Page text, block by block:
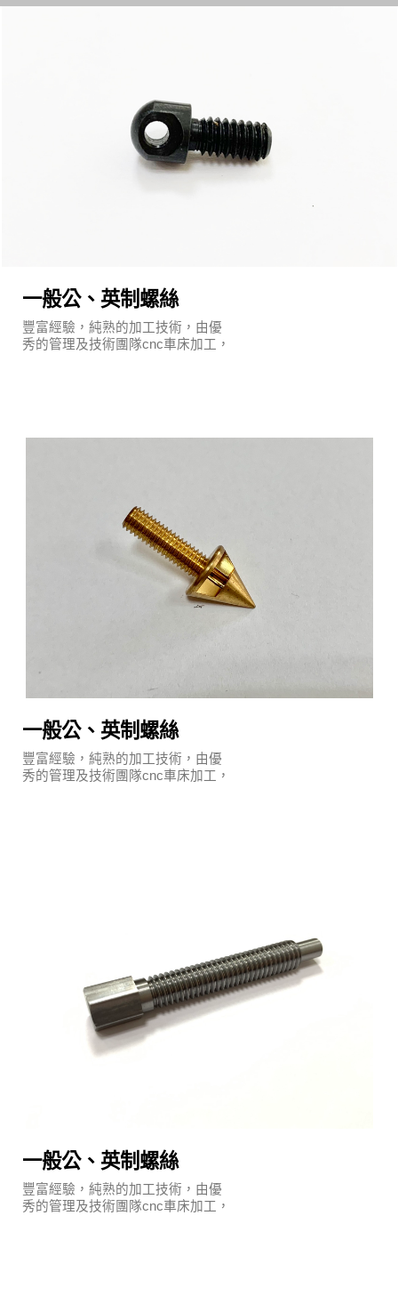
一般公、英制螺絲
豐富經驗，純熟的加工技術，由優
秀的管理及技術團隊cnc車床加工，
一般公、英制螺絲
豐富經驗，純熟的加工技術，由優
秀的管理及技術團隊cnc車床加工，
一般公、英制螺絲
豐富經驗，純熟的加工技術，由優
秀的管理及技術團隊cnc車床加工，